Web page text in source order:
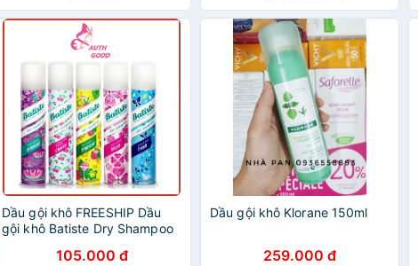
Dầu gội khô FREESHIP Dầu
gội khô Batiste Dry Shampoo
105.000 đ
Dầu gội khô Klorane 150ml
259.000 đ